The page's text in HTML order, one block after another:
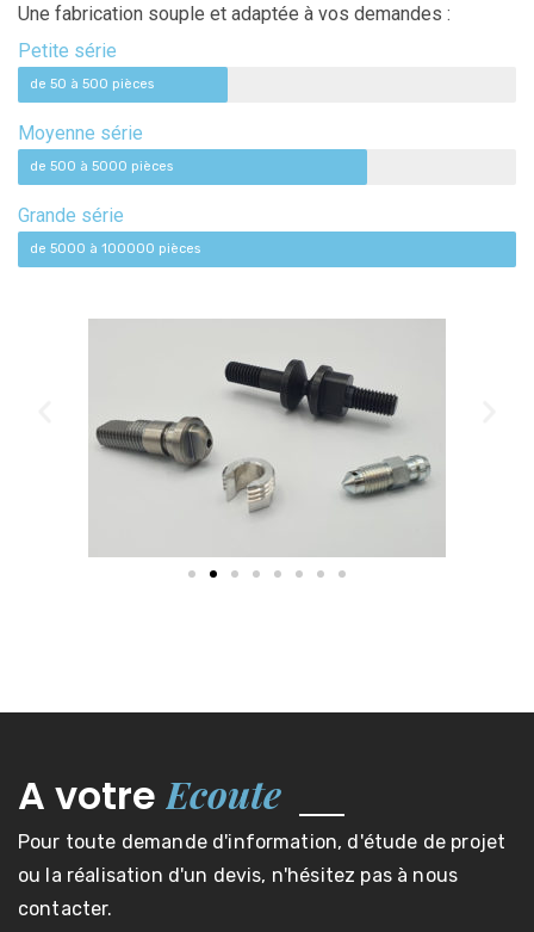
Une fabrication souple et adaptée à vos demandes :
Petite série
de 50 à 500 pièces
Moyenne série
de 500 à 5000 pièces
Grande série
de 5000 à 100000 pièces
A votre Ecoute
Pour toute demande d'information, d'étude de projet
ou la réalisation d'un devis, n'hésitez pas à nous
contacter.